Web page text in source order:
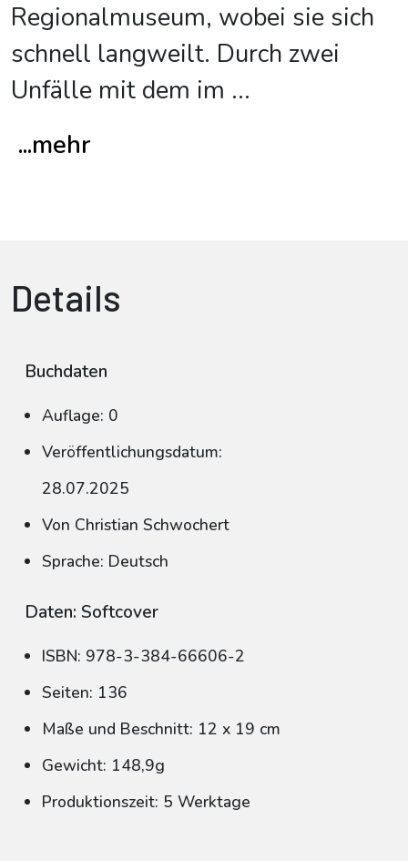
Regionalmuseum, wobei sie sich
schnell langweilt. Durch zwei
Unfälle mit dem im ...
...mehr
Details
Buchdaten
Auflage: 0
Veröffentlichungsdatum:
28.07.2025
Von Christian Schwochert
Sprache: Deutsch
Daten: Softcover
ISBN: 978-3-384-66606-2
Seiten: 136
Maße und Beschnitt: 12 x 19 cm
Gewicht: 148,9g
Produktionszeit: 5 Werktage